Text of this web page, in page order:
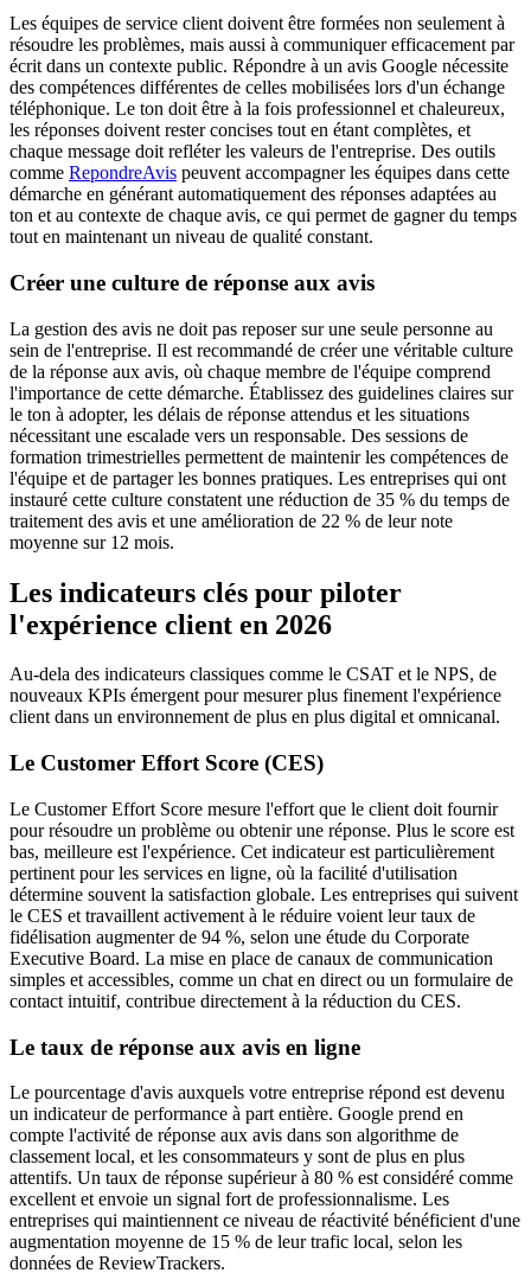
Les équipes de service client doivent être formées non seulement à
résoudre les problèmes, mais aussi à communiquer efficacement par
écrit dans un contexte public. Répondre à un avis Google nécessite
des compétences différentes de celles mobilisées lors d'un échange
téléphonique. Le ton doit être à la fois professionnel et chaleureux,
les réponses doivent rester concises tout en étant complètes, et
chaque message doit refléter les valeurs de l'entreprise. Des outils
comme RepondreAvis peuvent accompagner les équipes dans cette
démarche en générant automatiquement des réponses adaptées au
ton et au contexte de chaque avis, ce qui permet de gagner du temps
tout en maintenant un niveau de qualité constant.
Créer une culture de réponse aux avis
La gestion des avis ne doit pas reposer sur une seule personne au
sein de l'entreprise. Il est recommandé de créer une véritable culture
de la réponse aux avis, où chaque membre de l'équipe comprend
l'importance de cette démarche. Établissez des guidelines claires sur
le ton à adopter, les délais de réponse attendus et les situations
nécessitant une escalade vers un responsable. Des sessions de
formation trimestrielles permettent de maintenir les compétences de
l'équipe et de partager les bonnes pratiques. Les entreprises qui ont
instauré cette culture constatent une réduction de 35 % du temps de
traitement des avis et une amélioration de 22 % de leur note
moyenne sur 12 mois.
Les indicateurs clés pour piloter
l'expérience client en 2026
Au-dela des indicateurs classiques comme le CSAT et le NPS, de
nouveaux KPIs émergent pour mesurer plus finement l'expérience
client dans un environnement de plus en plus digital et omnicanal.
Le Customer Effort Score (CES)
Le Customer Effort Score mesure l'effort que le client doit fournir
pour résoudre un problème ou obtenir une réponse. Plus le score est
bas, meilleure est l'expérience. Cet indicateur est particulièrement
pertinent pour les services en ligne, où la facilité d'utilisation
détermine souvent la satisfaction globale. Les entreprises qui suivent
le CES et travaillent activement à le réduire voient leur taux de
fidélisation augmenter de 94 %, selon une étude du Corporate
Executive Board. La mise en place de canaux de communication
simples et accessibles, comme un chat en direct ou un formulaire de
contact intuitif, contribue directement à la réduction du CES.
Le taux de réponse aux avis en ligne
Le pourcentage d'avis auxquels votre entreprise répond est devenu
un indicateur de performance à part entière. Google prend en
compte l'activité de réponse aux avis dans son algorithme de
classement local, et les consommateurs y sont de plus en plus
attentifs. Un taux de réponse supérieur à 80 % est considéré comme
excellent et envoie un signal fort de professionnalisme. Les
entreprises qui maintiennent ce niveau de réactivité bénéficient d'une
augmentation moyenne de 15 % de leur trafic local, selon les
données de ReviewTrackers.